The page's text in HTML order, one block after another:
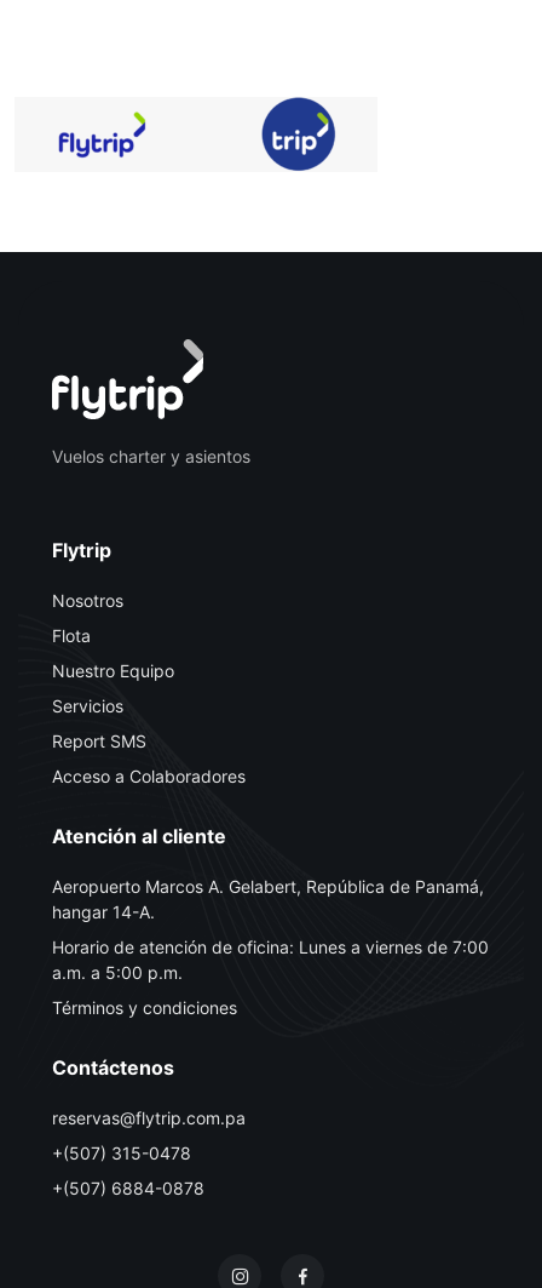
Vuelos charter y asientos
Flytrip
Nosotros
Flota
Nuestro Equipo
Servicios
Report SMS
Acceso a Colaboradores
Atención al cliente
Aeropuerto Marcos A. Gelabert, República de Panamá,
hangar 14-A.
Horario de atención de oficina: Lunes a viernes de 7:00
a.m. a 5:00 p.m.
Términos y condiciones
Contáctenos
reservas@flytrip.com.pa
+(507) 315-0478
+(507) 6884-0878